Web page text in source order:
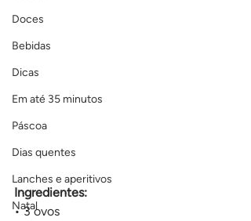
Doces
Bebidas
Dicas
Em até 35 minutos
Páscoa
Dias quentes
Lanches e aperitivos
Natal
Ingredientes:
• 3 ovos